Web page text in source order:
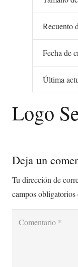
Recuento
Fecha de
Última
Logo
Deja un
Tu dirección de
campos obligatorios